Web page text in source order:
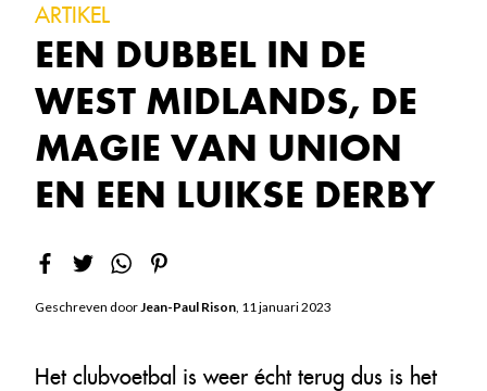
ARTIKEL
EEN DUBBEL IN DE
WEST MIDLANDS, DE
MAGIE VAN UNION
EN EEN LUIKSE DERBY
Geschreven doorJean-Paul Rison, 11 januari 2023
Het clubvoetbal is weer écht terug dus is het